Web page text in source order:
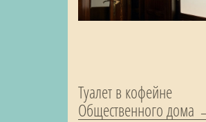
Туалет в кофейне
Общественного дома